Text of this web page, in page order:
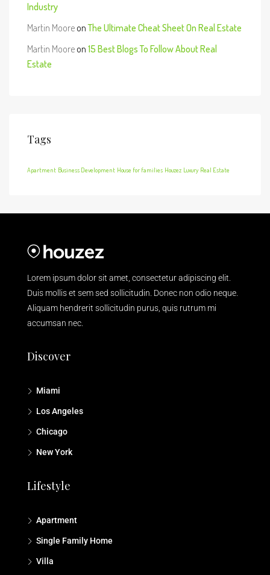
Industry
Martin MooreonThe Ultimate Cheat Sheet On Real Estate
Martin Mooreon 15 Best Blogs To Follow About Real
Estate
Tags
Apartment Business Development House for families Houzez Luxury Real Estate
Lorem ipsum dolor sit amet, consectetur adipiscing elit.
Duis mollis et sem sed sollicitudin. Donec non odio neque.
Aliquam hendrerit sollicitudin purus, quis rutrum mi
accumsan nec.
Discover
Miami
Los Angeles
Chicago
New York
Lifestyle
Apartment
Single Family Home
Villa